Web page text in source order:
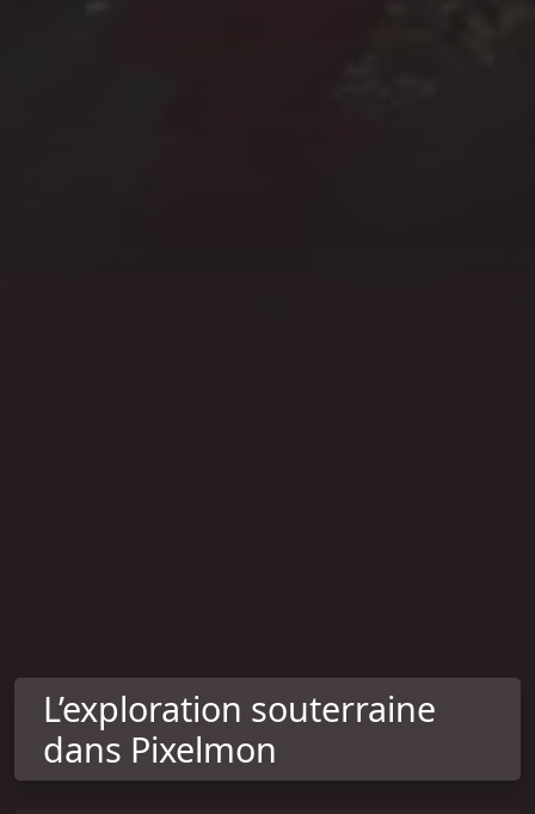
L’exploration souterraine
dans Pixelmon